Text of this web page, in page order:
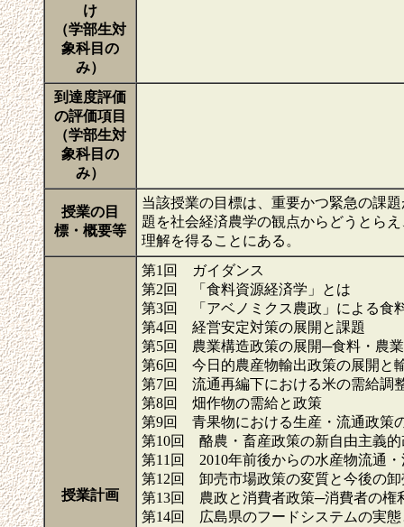
け
（学部生対
象科目の
み）
到達度評価
の評価項目
（学部生対
象科目の
み）
授業の目
標・概要等
当該授業の目標は、重要かつ緊急の課
題を社会経済農学の観点からどうとら
理解を得ることにある。
授業計画
第1回 ガイダンス
第2回 「食料資源経済学」とは
第3回 「アベノミクス農政」による食
第4回 経営安定対策の展開と課題
第5回 農業構造政策の展開─食料・農
第6回 今日的農産物輸出政策の展開と
第7回 流通再編下における米の需給調
第8回 畑作物の需給と政策
第9回 青果物における生産・流通政策
第10回 酪農・畜産政策の新自由主義的
第11回 2010年前後からの水産物流通
第12回 卸売市場政策の変質と今後の卸
第13回 農政と消費者政策─消費者の権
第14回 広島県のフードシステムの実態